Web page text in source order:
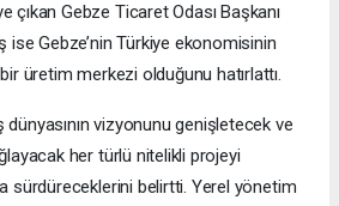
çıkan Gebze Ticaret Odası Başkanı
Gebze’nin Türkiye ekonomisinin
üretim merkezi olduğunu hatırlattı.
vizyonunu genişletecek ve
her türlü nitelikli projeyi
sürdüreceklerini belirtti. Yerel yönetim